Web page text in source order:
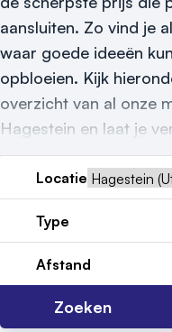
aansluiten. Zo vind je
waar goede ideeën
opbloeien. Kijk
overzicht van al onze
Hagestein en laat je
Locatie
Type
Afstand
Zoeken